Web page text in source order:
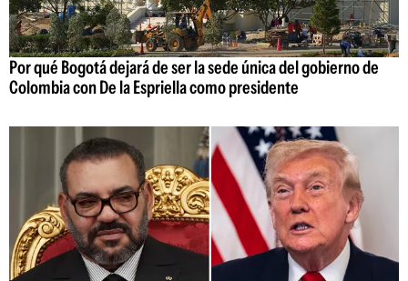
Por qué Bogotá dejará de ser la sede única del gobierno de
Colombia con De la Espriella como presidente